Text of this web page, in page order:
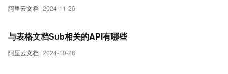
阿里云文档 2024-11-26
阿里云文档 2024-10-28
与表格文档Sub相关的API有哪些